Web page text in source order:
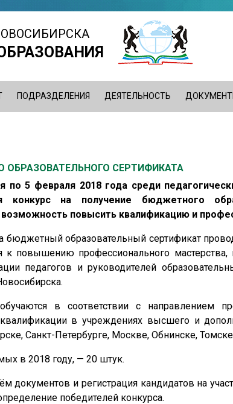
ПОДРАЗДЕЛЕНИЯ ДЕЯТЕЛЬНОСТЬ
СЕРТИФИКАТА
по 5 февраля 2018 года среди
конкурс на получение бюджетного
повысить квалификацию и
бюджетный образовательный сертификат
к повышению профессионального
педагогов и руководителей
в соответствии с направлением
в учреждениях высшего и
Санкт-Петербурге, Москве, Обнинске,
в 2018 году, — 20 штук.
документов и регистрация кандидатов на
победителей конкурса.